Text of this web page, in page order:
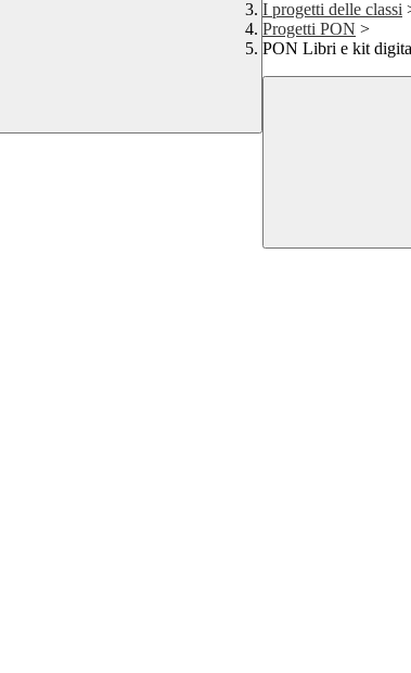
I progetti delle classi
Progetti PON >
PON Libri e kit